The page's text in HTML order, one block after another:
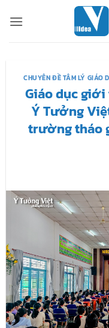
qua
CHUYÊN ĐỀ TÂM LÝ GIÁO
Giáo dục
Ý Tưởng
trường tháo